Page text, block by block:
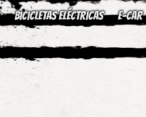
Bicicletas Eléctricas E-CAR